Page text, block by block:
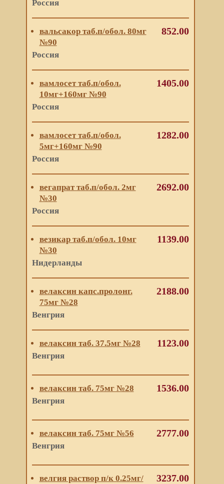
Россия
вальсакор таб.п/обол. 80мг
№90
Россия
852.00
вамлосет таб.п/обол.
10мг+160мг №90
Россия
1405.00
вамлосет таб.п/обол.
5мг+160мг №90
Россия
1282.00
вегапрат таб.п/обол. 2мг
№30
Россия
2692.00
везикар таб.п/обол. 10мг
№30
Нидерланды
1139.00
велаксин капс.пролонг.
75мг №28
Венгрия
2188.00
велаксин таб. 37.5мг №28
Венгрия
1123.00
велаксин таб. 75мг №28
Венгрия
1536.00
велаксин таб. 75мг №56
Венгрия
2777.00
велгия раствор п/к 0.25мг/
3237.00